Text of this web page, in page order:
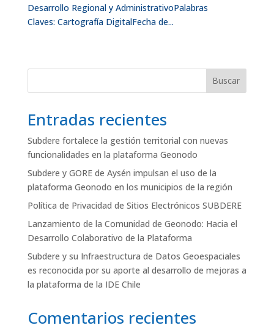
Desarrollo Regional y AdministrativoPalabras
Claves: Cartografía DigitalFecha de...
Buscar
Entradas recientes
Subdere fortalece la gestión territorial con nuevas
funcionalidades en la plataforma Geonodo
Subdere y GORE de Aysén impulsan el uso de la
plataforma Geonodo en los municipios de la región
Política de Privacidad de Sitios Electrónicos SUBDERE
Lanzamiento de la Comunidad de Geonodo: Hacia el
Desarrollo Colaborativo de la Plataforma
Subdere y su Infraestructura de Datos Geoespaciales
es reconocida por su aporte al desarrollo de mejoras a
la plataforma de la IDE Chile
Comentarios recientes